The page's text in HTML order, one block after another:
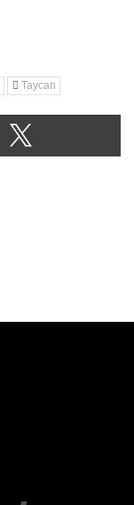
Taycan